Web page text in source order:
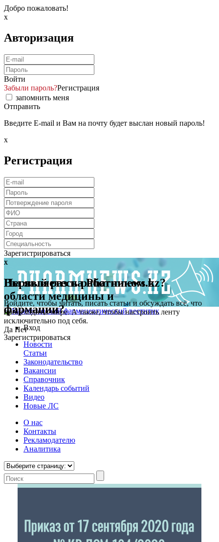
Добро пожаловать!
x
Авторизация
Войти
Забыли пароль?Регистрация
запомнить меня
Отправить
Введите E-mail и Вам на почту будет выслан новый пароль!
x
Регистрация
Зарегистрироваться
x
Первый раз на Pharmnews.kz?
Войдите, чтобы читать, писать статьи и обсуждать всё, что
происходит в мире. А также, чтобы настроить ленту
исключительно под себя.
Зарегистрироваться
x
Вы являетесь работником в
области медицины и
фармации?
Да НетВход
Новости
Статьи
Законодательство
Вакансии
Справочник
Календарь событий
Видео
Новые ЛС
О нас
Контакты
Рекламодателю
Аналитика